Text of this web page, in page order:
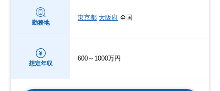
勤務地
東京都 大阪府 全国
想定年収
600～1000万円